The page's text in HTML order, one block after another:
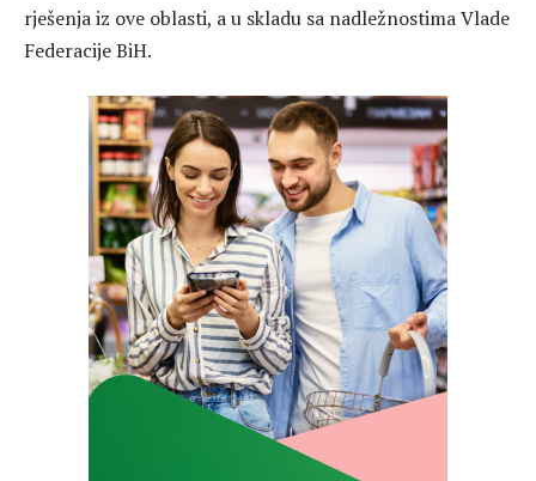
rješenja iz ove oblasti, a u skladu sa nadležnostima Vlade
Federacije BiH.